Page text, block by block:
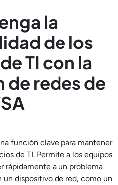
la
de los
TI con la
de redes de
función clave para mantener
de TI. Permite a los equipos
rápidamente a un problema
dispositivo de red, como un